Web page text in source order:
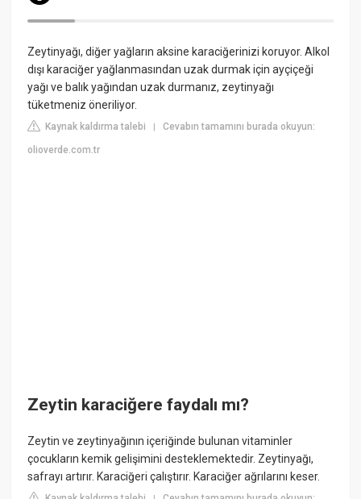
Zeytinyağı, diğer yağların aksine karaciğerinizi koruyor. Alkol
dışı karaciğer yağlanmasından uzak durmak için ayçiçeği
yağı ve balık yağından uzak durmanız, zeytinyağı
tüketmeniz öneriliyor.
Kaynak kaldırma talebi |Cevabın tamamını burada okuyun:
olioverde.com.tr
Zeytin karaciğere faydalı mı?
Zeytin ve zeytinyağının içeriğinde bulunan vitaminler
çocukların kemik gelişimini desteklemektedir. Zeytinyağı,
safrayı artırır. Karaciğeri çalıştırır. Karaciğer ağrılarını keser.